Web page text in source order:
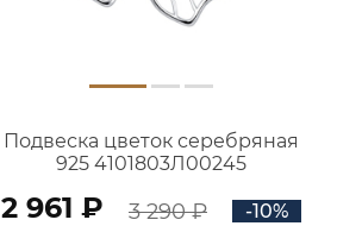
Подвеска цветок серебряная
925 4101803Л00245
2 961 ₽ 3 290 ₽ -10%